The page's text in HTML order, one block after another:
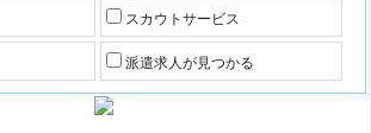
スカウトサービス
派遣求人が見つかる